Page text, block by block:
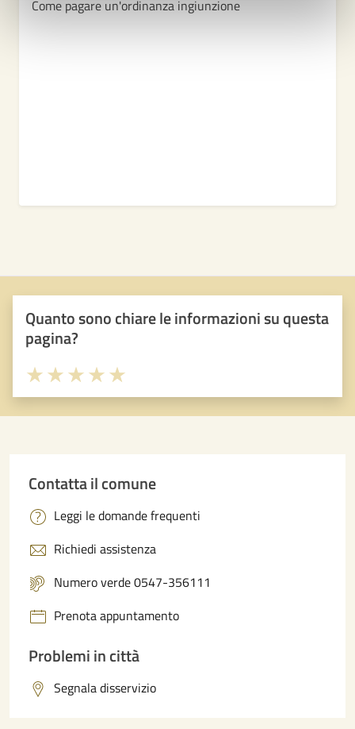
Come pagare un'ordinanza ingiunzione
Quanto sono chiare le informazioni su questa
pagina?
Valuta 5 stelle su 5
Valuta 4 stelle su 5
Valuta 3 stelle su 5
Valuta 2 stelle su 5
Valuta 1 stelle su 5
Contatta il comune
Leggi le domande frequenti
Richiedi assistenza
Numero verde 0547-356111
Prenota appuntamento
Problemi in città
Segnala disservizio